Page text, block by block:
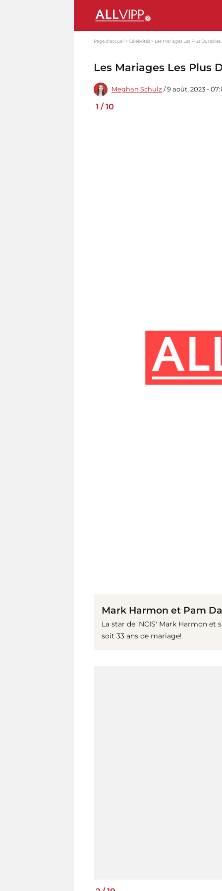
Page d'accueil Célébrités Les Mariages Les Plus
Les Mariages Les Plus
Meghan Schulz / 9 août, 2023 -
1 /10
Mark Harmon et Pam
La star de 'NCIS' Mark Harmon et
soit 33 ans de mariage!